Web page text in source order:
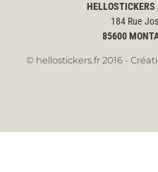
HELLOSTICKERS
184 Rue
85600
© hellostickers.fr 2016 -